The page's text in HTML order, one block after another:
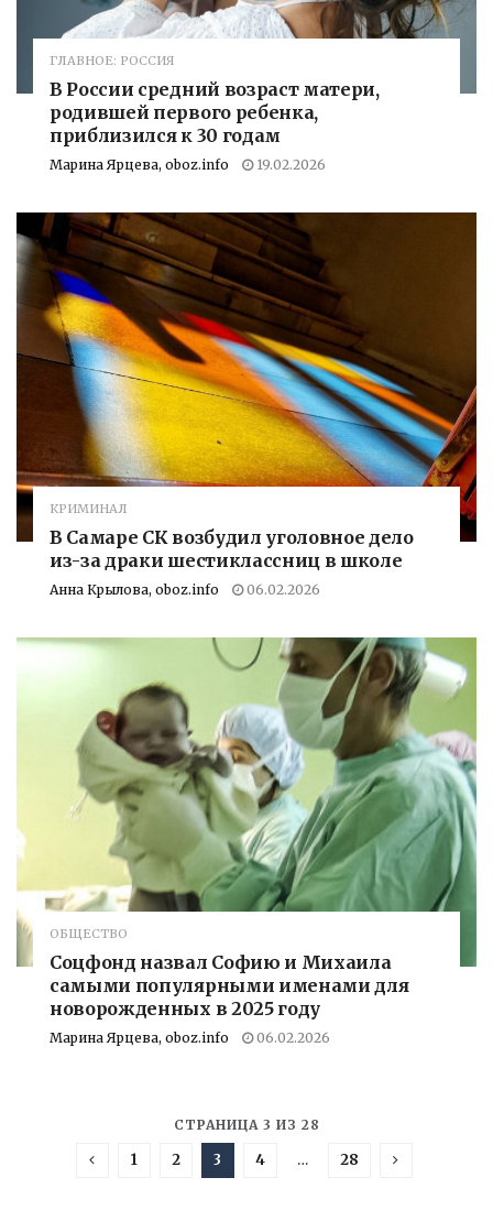
ГЛАВНОЕ: РОССИЯ
В России средний возраст матери,
родившей первого ребенка,
приблизился к 30 годам
Марина Ярцева, oboz.info 19.02.2026
КРИМИНАЛ
В Самаре СК возбудил уголовное дело
из-за драки шестиклассниц в школе
Анна Крылова, oboz.info 06.02.2026
ОБЩЕСТВО
Соцфонд назвал Софию и Михаила
самыми популярными именами для
новорожденных в 2025 году
Марина Ярцева, oboz.info 06.02.2026
СТРАНИЦА 3 ИЗ 28
1 2 3 4 … 28